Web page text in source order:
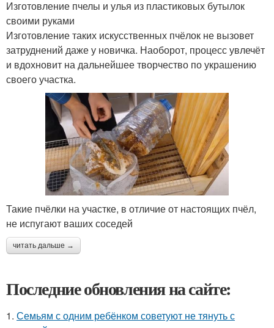
Изготовление пчелы и улья из пластиковых бутылок
своими руками
Изготовление таких искусственных пчёлок не вызовет
затруднений даже у новичка. Наоборот, процесс увлечёт
и вдохновит на дальнейшее творчество по украшению
своего участка.
Такие пчёлки на участке, в отличие от настоящих пчёл,
не испугают ваших соседей
читать дальше →
Последние обновления на сайте:
1. Семьям с одним ребёнком советуют не тянуть с